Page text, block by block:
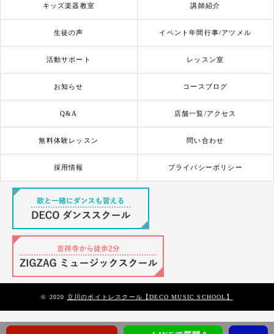
キッズ楽器教室 講師紹介
生徒の声 イベント年間行事/アツメル
活動サポート レッスン室
お知らせ コースブログ
Q&A 店舗一覧/アクセス
無料体験レッスン 問い合わせ
採用情報 プライバシーポリシー
© 2020 立川のボイトレスクール【DECO MUSIC SCHOOL】